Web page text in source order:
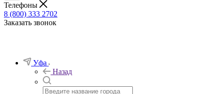
Телефоны
8 (800) 333 2702
Заказать звонок
Уфа
Назад